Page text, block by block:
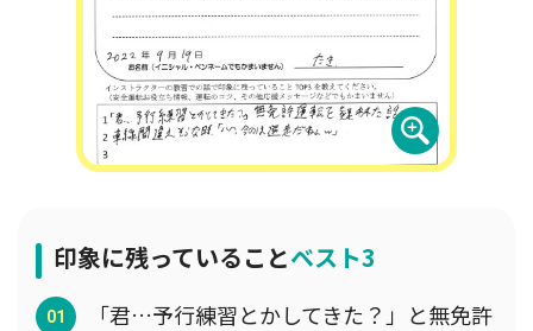
印象に残っていることベスト3
「君…予行練習とかしてきた？」と無免許